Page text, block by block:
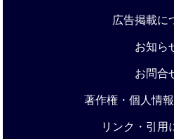
広告掲載に
お知ら
お問合
著作権・個人情
リンク・引用